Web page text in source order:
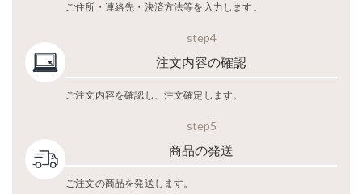
ご住所・連絡先・決済方法等を入力します。
step4
注文内容の確認
ご注文内容を確認し、注文確定します。
step5
商品の発送
ご注文の商品を発送します。